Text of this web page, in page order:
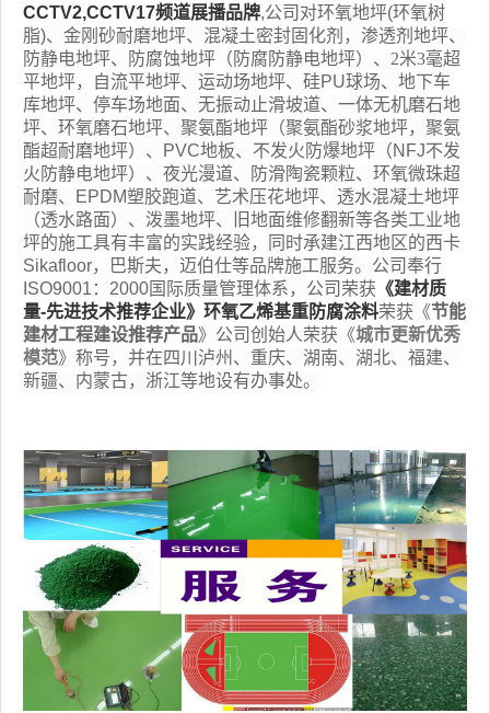
CCTV2,CCTV17频道展播品牌,公司对环氧地坪(环氧树
脂)、金刚砂耐磨地坪、混凝土密封固化剂，渗透剂地坪、
防静电地坪、防腐蚀地坪（防腐防静电地坪）、 2米3毫超
平地坪，
自流平地坪、运动场地坪、硅PU球场、地下车
库地坪、停车场地面、无振动止滑坡道、一体无机磨石地
坪、环氧磨石地坪、聚氨酯地坪（聚氨酯砂浆地坪，聚氨
酯超耐磨地坪）、PVC地板、不发火防爆地坪（NFJ不发
火防静电地坪）、夜光漫道、防滑陶瓷颗粒、环氧微珠超
耐磨、EPDM塑胶跑道、艺术压花地坪、透水混凝土地坪
（透水路面）、泼墨地坪、旧地面维修翻新等各类工业地
坪的施工具有丰富的实践经验，同时承建江西地区的西卡
Sikafloor，巴斯夫，迈伯仕等品牌施工服务。公司奉行
ISO9001：2000国际质量管理体系，公司荣获 《建材质
量-先进技术推荐企业》环氧乙烯基重防腐涂料荣获《节能
建材工程建设推荐产品》公司创始人荣获 《城市更新优秀
模范》称号， 并在四川泸州、重庆、湖南、湖北、福建、
新疆、内蒙古，浙江等地设有办事处。